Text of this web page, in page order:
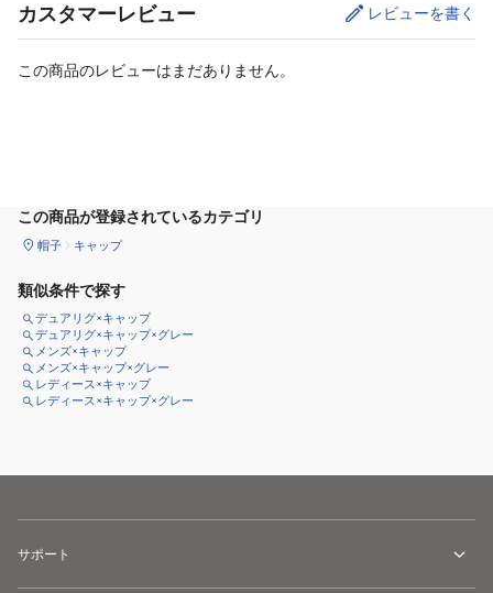
カスタマーレビュー レビューを書く
この商品のレビューはまだありません。
この商品が登録されているカテゴリ
帽子 キャップ
類似条件で探す
デュアリグ×キャップ
デュアリグ×キャップ×グレー
メンズ×キャップ
メンズ×キャップ×グレー
レディース×キャップ
レディース×キャップ×グレー
サポート